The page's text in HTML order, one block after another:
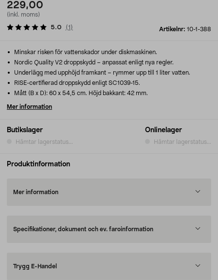
229,00
(inkl. moms)
Artikelnr: 10-1-388
5.0 (1 )
Butikslager
Hämtar lagerstatus...
Onlinelager
Hämtar lagerstatus...
Minskar risken för vattenskador under diskmaskinen.
Nordic Quality V2 droppskydd – anpassat enligt nya regler.
Underlägg med upphöjd framkant – rymmer upp till 1 liter vatten.
RISE-certifierad droppskydd enligt SC1039-15.
Mått (B x D): 60 x 54,5 cm. Höjd bakkant: 42 mm.
Mer information
Produktinformation
Mer information
Specifikationer, dokument och ev. faroinformation
Trygg E-Handel